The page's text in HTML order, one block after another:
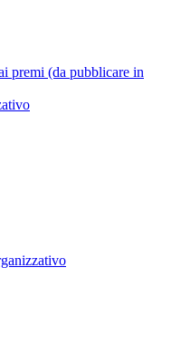
premi (da pubblicare in